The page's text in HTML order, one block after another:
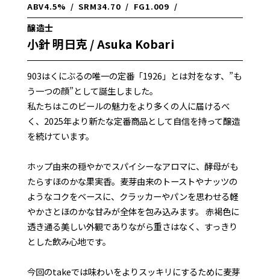
ABV4.5% / SRM34.70 / FG1.009 /
醸造士
小針 明日克 / Asuka Kobari
903はくにぶるの唯一の定番「1926」とは対をなす、”も
う一つの顔”として誕生しました。
私たちはこのビールの魅力をより多くの人に届けるべ
く、2025年より新たな定番商品として自信を持って醸造
を続けています。
ホップ由来の穏やかでスパイシーなアロマに、酵母がも
たらすほのかな果実香。麦芽由来のトーストやナッツの
ようなコクをベースに、クラッカーやパンを思わせる軽
やかさとほのかな甘みが全体を包み込みます。 赤褐色に
透き通る美しい外観でありながら重さはなく、すっきり
とした飲み心地です。
今回のtakeでは味わいをよりスッキリにするために麦芽